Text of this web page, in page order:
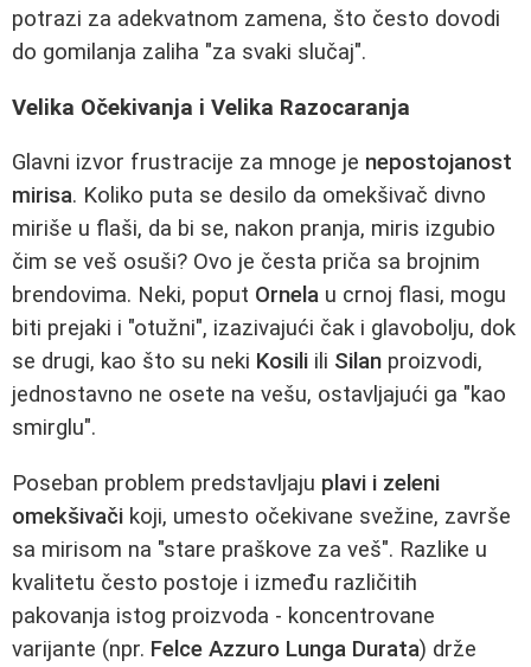
potrazi za adekvatnom zamena, što često dovodi
do gomilanja zaliha "za svaki slučaj".
Velika Očekivanja i Velika Razocaranja
Glavni izvor frustracije za mnoge je nepostojanost
mirisa. Koliko puta se desilo da omekšivač divno
miriše u flaši, da bi se, nakon pranja, miris izgubio
čim se veš osuši? Ovo je česta priča sa brojnim
brendovima. Neki, poput Ornela u crnoj flasi, mogu
biti prejaki i "otužni", izazivajući čak i glavobolju, dok
se drugi, kao što su neki Kosili ili Silan proizvodi,
jednostavno ne osete na vešu, ostavljajući ga "kao
smirglu".
Poseban problem predstavljaju plavi i zeleni
omekšivači koji, umesto očekivane svežine, završe
sa mirisom na "stare praškove za veš". Razlike u
kvalitetu često postoje i između različitih
pakovanja istog proizvoda - koncentrovane
varijante (npr. Felce Azzuro Lunga Durata) drže